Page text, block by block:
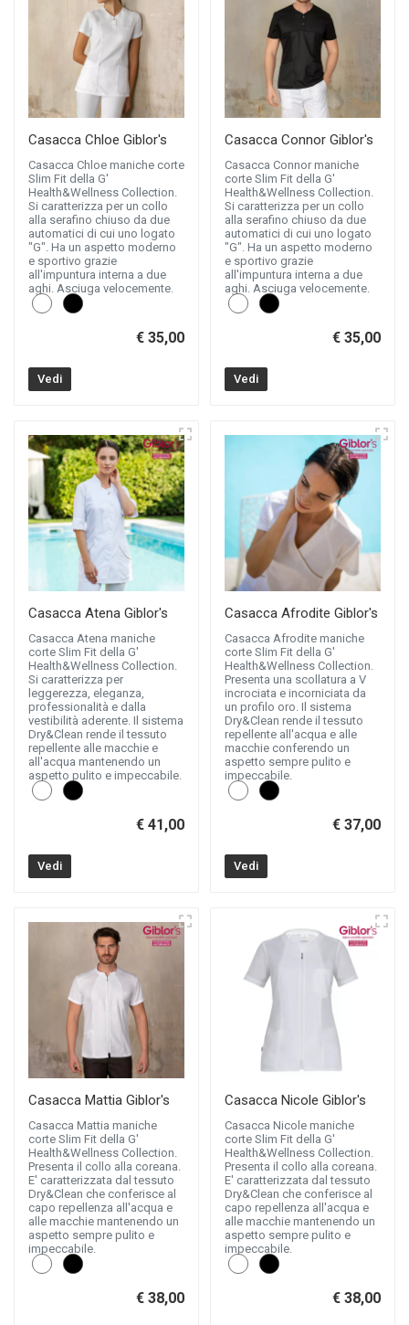
Casacca Chloe Giblor's
Casacca Chloe maniche corte
Slim Fit della G'
Health&Wellness Collection.
Si caratterizza per un collo
alla serafino chiuso da due
automatici di cui uno logato
"G". Ha un aspetto moderno
e sportivo grazie
all'impuntura interna a due
aghi. Asciuga velocemente.
€ 35,00
Vedi
Casacca Connor Giblor's
Casacca Connor maniche
corte Slim Fit della G'
Health&Wellness Collection.
Si caratterizza per un collo
alla serafino chiuso da due
automatici di cui uno logato
"G". Ha un aspetto moderno
e sportivo grazie
all'impuntura interna a due
aghi. Asciuga velocemente.
€ 35,00
Vedi
Casacca Atena Giblor's
Casacca Atena maniche
corte Slim Fit della G'
Health&Wellness Collection.
Si caratterizza per
leggerezza, eleganza,
professionalità e dalla
vestibilità aderente. Il sistema
Dry&Clean rende il tessuto
repellente alle macchie e
all'acqua mantenendo un
aspetto pulito e impeccabile.
€ 41,00
Vedi
Casacca Afrodite Giblor's
Casacca Afrodite maniche
corte Slim Fit della G'
Health&Wellness Collection.
Presenta una scollatura a V
incrociata e incorniciata da
un profilo oro. Il sistema
Dry&Clean rende il tessuto
repellente all'acqua e alle
macchie conferendo un
aspetto sempre pulito e
impeccabile.
€ 37,00
Vedi
Casacca Mattia Giblor's
Casacca Mattia maniche
corte Slim Fit della G'
Health&Wellness Collection.
Presenta il collo alla coreana.
E' caratterizzata dal tessuto
Dry&Clean che conferisce al
capo repellenza all'acqua e
alle macchie mantenendo un
aspetto sempre pulito e
impeccabile.
€ 38,00
Casacca Nicole Giblor's
Casacca Nicole maniche
corte Slim Fit della G'
Health&Wellness Collection.
Presenta il collo alla coreana.
E' caratterizzata dal tessuto
Dry&Clean che conferisce al
capo repellenza all'acqua e
alle macchie mantenendo un
aspetto sempre pulito e
impeccabile.
€ 38,00